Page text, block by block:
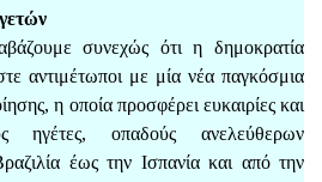
συνεχώς ότι η δημοκρατία
αντιμέτωποι με μία νέα παγκόσμια
η οποία προσφέρει ευκαιρίες και
ηγέτες, οπαδούς ανελεύθερων
έως την Ισπανία και από την